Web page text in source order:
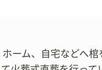
ーム、自宅などへ